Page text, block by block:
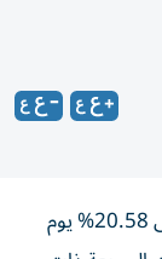
قفزت أسهم غوزمان إي غوميز بنسبة تصل إلى 20.58% يوم